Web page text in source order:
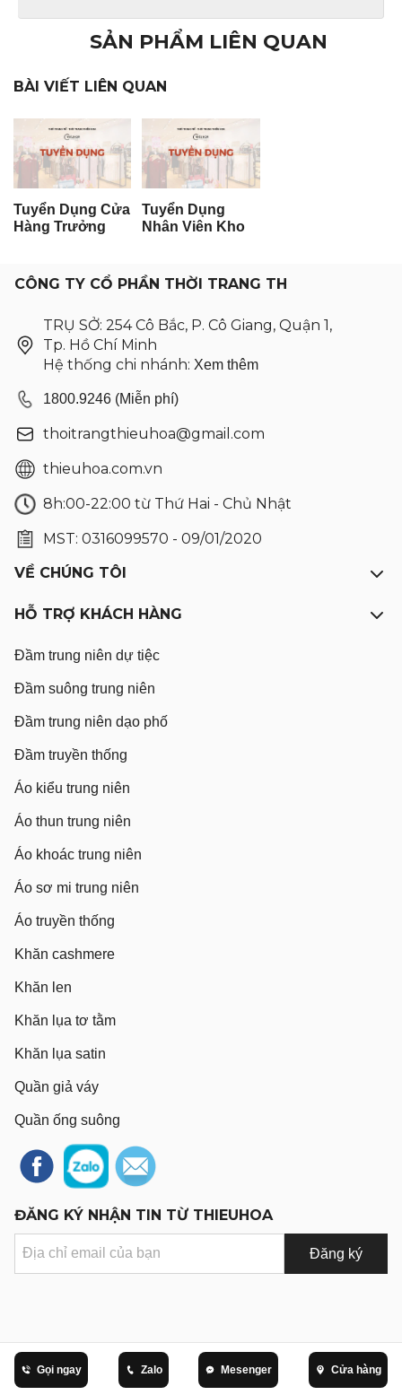
SẢN PHẨM LIÊN QUAN
BÀI VIẾT LIÊN QUAN
Tuyển Dụng Cửa
Hàng Trưởng
Tuyển Dụng
Nhân Viên Kho
CÔNG TY CỔ PHẦN THỜI TRANG TH
TRỤ SỞ: 254 Cô Bắc, P. Cô Giang, Quận 1,
Tp. Hồ Chí Minh
Hệ thống chi nhánh: Xem thêm
1800.9246 (Miễn phí)
thoitrangthieuhoa@gmail.com
thieuhoa.com.vn
8h:00-22:00 từ Thứ Hai - Chủ Nhật
MST: 0316099570 - 09/01/2020
VỀ CHÚNG TÔI
HỖ TRỢ KHÁCH HÀNG
Đầm trung niên dự tiệc
Đầm suông trung niên
Đầm trung niên dạo phố
Đầm truyền thống
Áo kiểu trung niên
Áo thun trung niên
Áo khoác trung niên
Áo sơ mi trung niên
Áo truyền thống
Khăn cashmere
Khăn len
Khăn lụa tơ tằm
Khăn lụa satin
Quần giả váy
Quần ống suông
ĐĂNG KÝ NHẬN TIN TỪ THIEUHOA
Đăng ký
Gọi ngay Zalo Mesenger Cửa hàng